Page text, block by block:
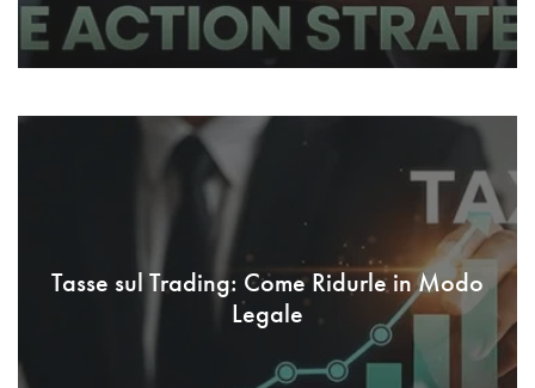
Tasse sul Trading: Come Ridurle in Modo
Legale